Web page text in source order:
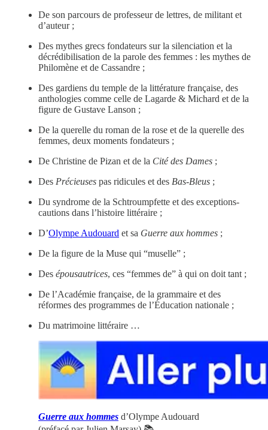
De son parcours de professeur de lettres, de militant et
d’auteur ;
Des mythes grecs fondateurs sur la silenciation et la
décrédibilisation de la parole des femmes : les mythes de
Philomène et de Cassandre ;
Des gardiens du temple de la littérature française, des
anthologies comme celle de Lagarde & Michard et de la
figure de Gustave Lanson ;
De la querelle du roman de la rose et de la querelle des
femmes, deux moments fondateurs ;
De Christine de Pizan et de la Cité des Dames ;
Des Précieuses pas ridicules et des Bas-Bleus ;
Du syndrome de la Schtroumpfette et des exceptions-
cautions dans l’histoire littéraire ;
D’Olympe Audouard et sa Guerre aux hommes ;
De la figure de la Muse qui “muselle” ;
Des épousautrices, ces “femmes de” à qui on doit tant ;
De l’Académie française, de la grammaire et des
réformes des programmes de l’Éducation nationale ;
Du matrimoine littéraire …
Guerre aux hommes d’Olympe Audouard